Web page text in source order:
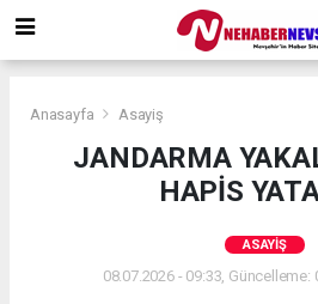
Anasayfa Asayiş
JANDARMA
HAPİS
ASAYIŞ
08.07.2026 - 09:33, Güncelleme: